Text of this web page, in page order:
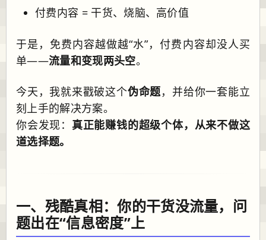
付费内容 = 干货、烧脑、高价值
于是，免费内容越做越“水”，付费内容却没人买
单——流量和变现两头空。
今天，我就来戳破这个伪命题，并给你一套能立
刻上手的解决方案。
你会发现： 真正能赚钱的超级个体，从来不做这
道选择题。
一、残酷真相：你的干货没流量，问
题出在“信息密度”上